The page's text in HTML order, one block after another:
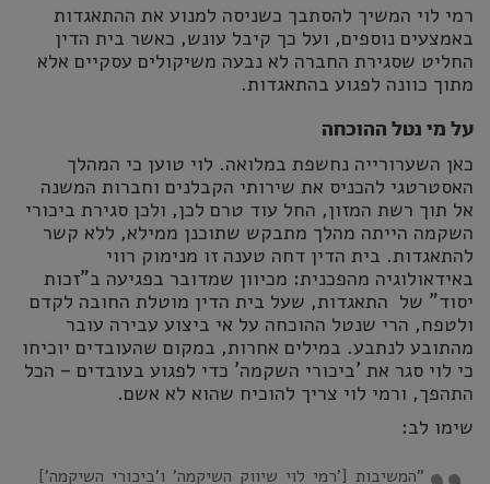
רמי לוי המשיך להסתבך כשניסה למנוע את ההתאגדות
באמצעים נוספים, ועל כך קיבל עונש, כאשר בית הדין
החליט שסגירת החברה לא נבעה משיקולים עסקיים אלא
מתוך כוונה לפגוע בהתאגדות.
על מי נטל ההוכחה
כאן השערורייה נחשפת במלואה. לוי טוען כי המהלך
האסטרטגי להכניס את שירותי הקבלנים וחברות המשנה
אל תוך רשת המזון, החל עוד טרם לכן, ולכן סגירת ביכורי
השקמה הייתה מהלך מתבקש שתוכנן ממילא, ללא קשר
להתאגדות. בית הדין דחה טענה זו מנימוק רווי
באידאולוגיה מהפכנית: מכיוון שמדובר בפגיעה ב"זכות
יסוד" של התאגדות, שעל בית הדין מוטלת החובה לקדם
ולטפח, הרי שנטל ההוכחה על אי ביצוע עבירה עובר
מהתובע לנתבע. במילים אחרות, במקום שהעובדים יוכיחו
כי לוי סגר את 'ביכורי השקמה' כדי לפגוע בעובדים – הכל
התהפך, ורמי לוי צריך להוכיח שהוא לא אשם.
שימו לב:
"המשיבות ['רמי לוי שיווק השיקמה' ו'ביכורי השיקמה']